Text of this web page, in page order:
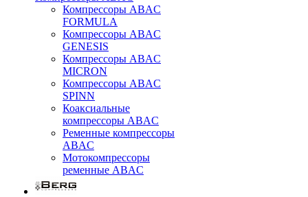
Компрессоры ABAC
FORMULA
Компрессоры ABAC
GENESIS
Компрессоры ABAC
MICRON
Компрессоры ABAC
SPINN
Коаксиальные
компрессоры ABAC
Ременные компрессоры
ABAC
Мотокомпрессоры
ременные ABAC